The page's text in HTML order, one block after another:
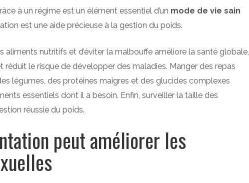
à un régime est un élément essentiel d’un mode de vie sain
est une aide précieuse à la gestion du poids.
aliments nutritifs et d’éviter la malbouffe améliore la santé globale,
réduit le risque de développer des maladies. Manger des repas
légumes, des protéines maigres et des glucides complexes
essentiels dont il a besoin. Enfin, surveiller la taille des
réussie du poids.
peut améliorer les